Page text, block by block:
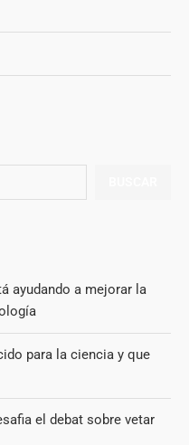
ayudando a mejorar la
para la ciencia y que
el debat sobre vetar